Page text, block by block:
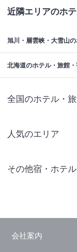
近隣エリアのホ
旭川・層雲峡・大雪山
北海道のホテル・旅館
全国のホテル・
人気のエリア
仙台 ホテル
東京ドーム ホテル
その他宿・ホテ
会社案内